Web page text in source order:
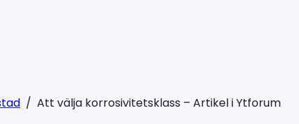
/ Att välja korrosivitetsklass – Artikel i Ytforum